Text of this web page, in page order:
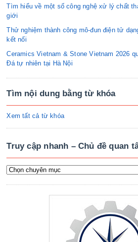
Tìm hiểu về một số công nghệ xử lý chất
giới
Thử nghiệm thành công mô-đun điện tử
kết nối
Ceramics Vietnam & Stone Vietnam 2026
Đá tự nhiên tại Hà Nội
Tìm nội dung bằng từ khóa
Xem tất cả từ khóa
Truy cập nhanh – Chủ đề quan